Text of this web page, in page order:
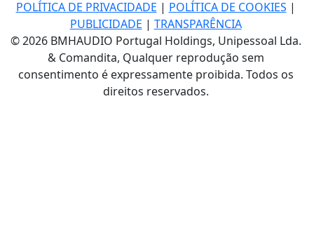
POLÍTICA DE PRIVACIDADE | POLÍTICA DE COOKIES |
PUBLICIDADE | TRANSPARÊNCIA
© 2026 BMHAUDIO Portugal Holdings, Unipessoal Lda.
& Comandita, Qualquer reprodução sem
consentimento é expressamente proibida. Todos os
direitos reservados.